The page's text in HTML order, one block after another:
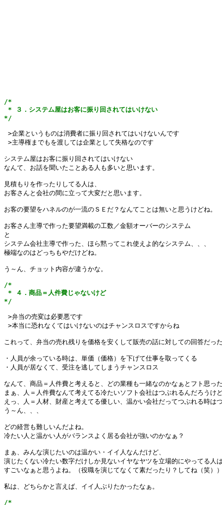
/*
* ３．システム屋はお客に振り回されてはいけない
*/
>企業というものは消費者に振り回されてはいけないんです
>主導権までもを渡しては企業として失格なのです
システム屋はお客に振り回されてはいけない
なんて、お話を聞いたことある人も多いと思います。
見積もりを作ったりしてる人は、
お客さんと会社の間に立って大変だと思います。
お客の要望をハネルのが一流のＳＥだ？なんてことは無いと思うけどね。
お客さん主導で作った要望満載の工数／金額オーバーのシステム
と
システム会社主導で作った、ほら黙ってこれ使えよ的なシステム、、、
極端なのはどっちもやだけどね。
う～ん、チョット内容が違うかな。
/*
* ４．商品＝人件費じゃないけど
*/
>弁当の売変は必要悪です
>本当に恐れなくてはいけないのはチャンスロスですからね
これって、弁当の売れ残りを価格を安くして販売の話に対しての回答だっ
・人員が余っている時は、単価（価格）を下げて仕事を取ってくる
・人員が居なくて、受注を逃してしまうチャンスロス
なんて、商品＝人件費と考えると、どの業種も一緒なのかなぁとフト思っ
まぁ、人＝人件費なんて考えてる冷たいソフト会社はつぶれるんだろうけ
えっ、人＝人材、財産と考えてる優しい、温かい会社だってつぶれる時は
う～ん、、、
どの経営も難しいんだよね。
冷たい人と温かい人がバランスよく居る会社が強いのかなぁ？
まぁ、みんな演じたいのは温かい・イイ人なんだけど、
演じたくない冷たい数字だけしか見ないイヤなヤツを立場的にやってる人
すごいなぁと思うよね。（役職を演じてなくて素だったり？してね（笑）
私は、どちらかと言えば、イイ人ぶりたかったなぁ。
/*